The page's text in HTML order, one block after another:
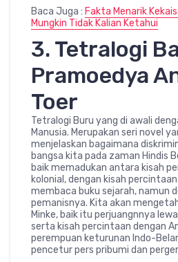
Baca Juga : Fakta Menarik
Mungkin Tidak Kalian Ketahui
3. Tetralogi
Pramoedya
Toer
Tetralogi Buru yang di awali
Manusia. Merupakan seri novel
menjelaskan bagaimana
bangsa kita pada zaman Hindis
baik memadukan antara kisah
kolonial, dengan kisah
membaca buku sejarah, namun
pemanisnya. Kita akan
Minke, baik itu perjuangnnya
serta kisah percintaan dengan
perempuan keturunan Indo-
pencetur pers pribumi dan